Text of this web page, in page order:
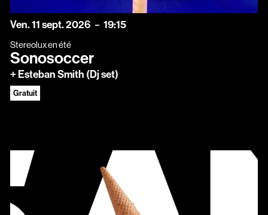
vendredi
Ven.11septembre
sept.2026 19:15
Stereolux en été
Sonosoccer
+ Esteban Smith (Dj set)
Gratuit